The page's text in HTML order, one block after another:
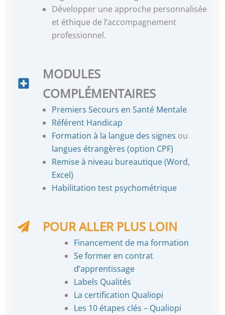
Développer une approche personnalisée
et éthique de l’accompagnement
professionnel.
MODULES
COMPLÉMENTAIRES
Premiers Secours en Santé Mentale
Référent Handicap
Formation à la langue des signes ou
langues étrangères (option CPF)
Remise à niveau bureautique (Word,
Excel)
Habilitation test psychométrique
POUR ALLER PLUS LOIN
Financement de ma formation
Se former en contrat
d’apprentissage
Labels Qualités
La certification Qualiopi
Les 10 étapes clés – Qualiopi